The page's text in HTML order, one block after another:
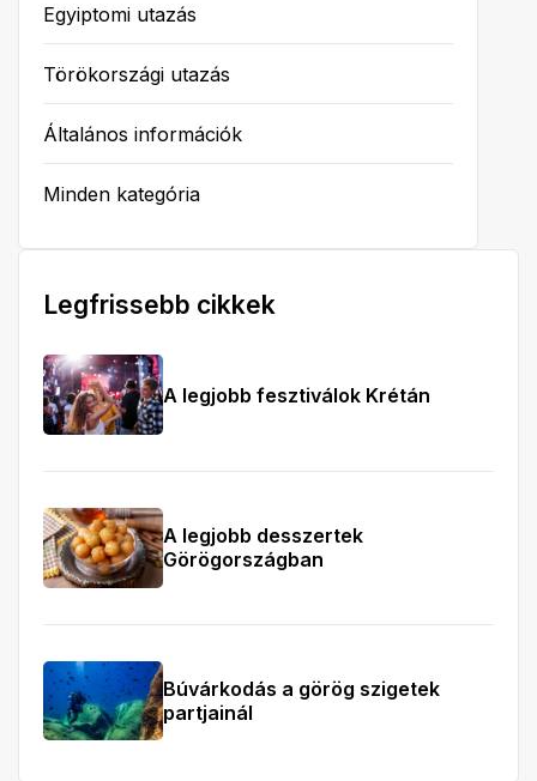
Egyiptomi utazás
Törökországi utazás
Általános információk
Minden kategória
Legfrissebb cikkek
A legjobb fesztiválok Krétán
A legjobb desszertek
Görögországban
Búvárkodás a görög szigetek
partjainál